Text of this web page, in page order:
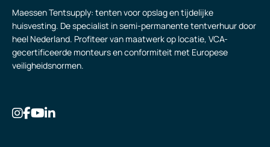
Maessen Tentsupply: tenten voor opslag en tijdelijke
huisvesting. De specialist in semi-permanente tentverhuur door
heel Nederland. Profiteer van maatwerk op locatie, VCA-
gecertificeerde monteurs en conformiteit met Europese
veiligheidsnormen.